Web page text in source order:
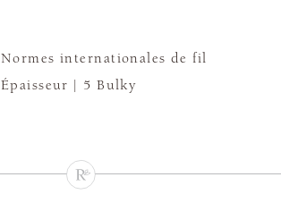
Normes internationales de fil
Épaisseur | 5 Bulky